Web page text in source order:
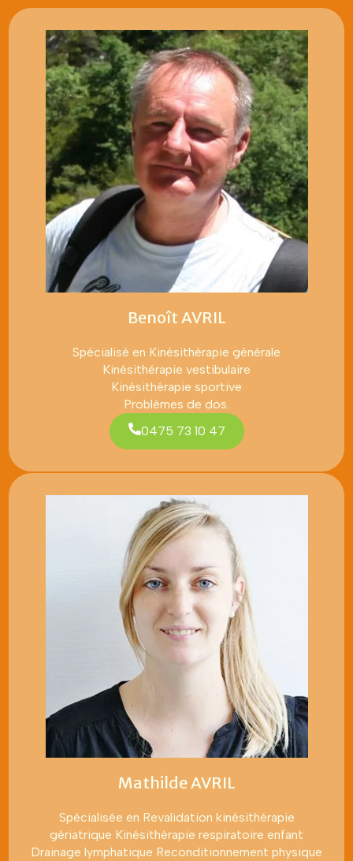
Benoît AVRIL
Spécialisé en Kinésithérapie générale
Kinésithérapie vestibulaire
Kinésithérapie sportive
Problèmes de dos.
0475 73 10 47
Mathilde AVRIL
Spécialisée en Revalidation kinésithérapie
gériatrique Kinésithérapie respiratoire enfant
Drainage lymphatique Reconditionnement physique